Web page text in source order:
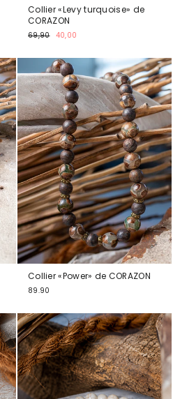
Collier «Levy turquoise» de
CORAZON
Prix
69,90
Prix
40,00
Collier «Power» de CORAZON
89.90